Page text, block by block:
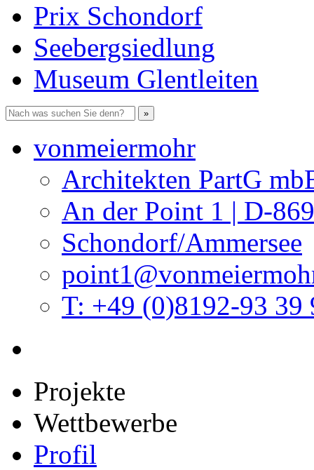
Prix Schondorf
Seebergsiedlung
Museum Glentleiten
vonmeiermohr
Architekten PartG
An der Point 1 | D-
Schondorf/Ammersee
T: +49 (0)8192-93 39
Projekte
Wettbewerbe
Profil